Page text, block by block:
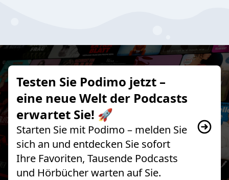
Testen Sie Podimo jetzt –
eine neue Welt der Podcasts
erwartet Sie! 🚀
Starten Sie mit Podimo – melden Sie
sich an und entdecken Sie sofort
Ihre Favoriten, Tausende Podcasts
und Hörbücher warten auf Sie.